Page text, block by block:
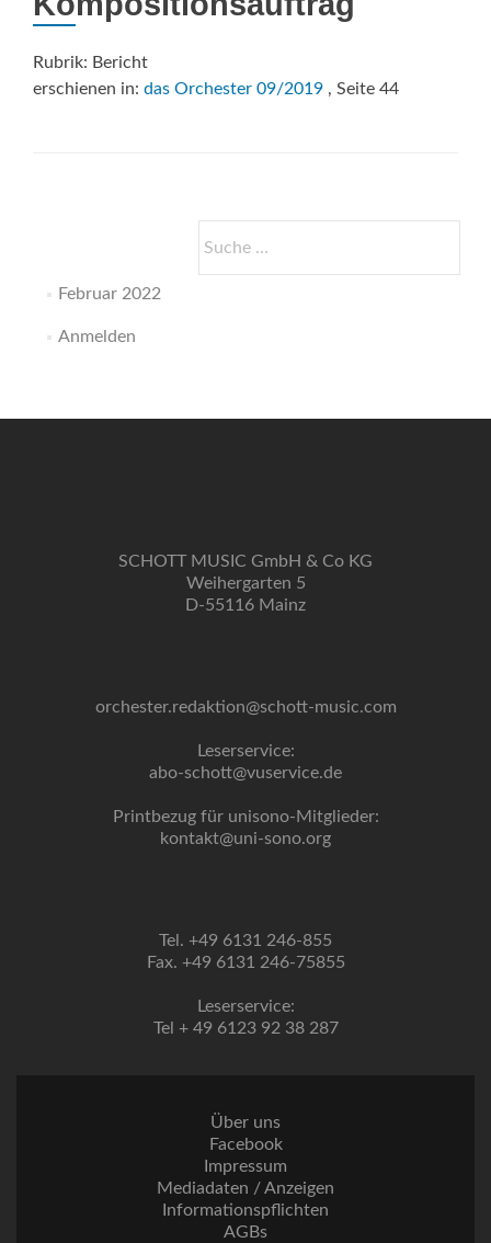
Rubrik: Bericht
erschienen in: das Orchester 09/2019 , Seite 44
nach:
Februar 2022
Anmelden
SCHOTT MUSIC GmbH & Co KG
Weihergarten 5
D-55116 Mainz
orchester.redaktion@schott-music.com
Leserservice:
abo-schott@vuservice.de
Printbezug für unisono-Mitglieder:
kontakt@uni-sono.org
Tel. +49 6131 246-855
Fax. +49 6131 246-75855
Leserservice:
Tel + 49 6123 92 38 287
Über uns
Facebook
Impressum
Mediadaten / Anzeigen
Informationspflichten
AGBs